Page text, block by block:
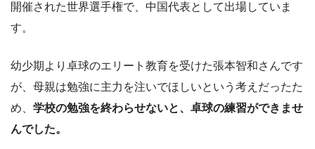
開催された世界選手権で、中国代表として出場していま
す。
幼少期より卓球のエリート教育を受けた張本智和さんです
が、母親は勉強に主力を注いでほしいという考えだったた
め、 学校の勉強を終わらせないと、卓球の練習ができませ
んでした。